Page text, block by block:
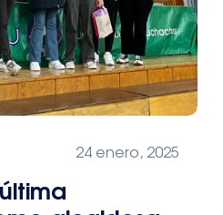
24 enero, 2025